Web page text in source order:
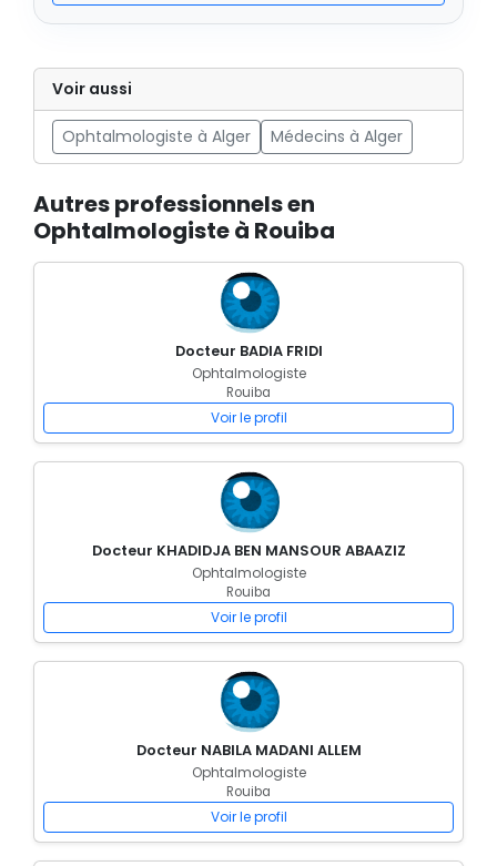
Voir aussi
Ophtalmologiste à Alger Médecins à Alger
Autres professionnels en
Ophtalmologiste à Rouiba
Docteur BADIA FRIDI
Ophtalmologiste
Rouiba
Voir le profil
Docteur KHADIDJA BEN MANSOUR ABAAZIZ
Ophtalmologiste
Rouiba
Voir le profil
Docteur NABILA MADANI ALLEM
Ophtalmologiste
Rouiba
Voir le profil